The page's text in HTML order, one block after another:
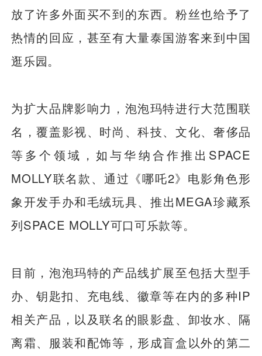
放了许多外面买不到的东西。粉丝也给予了
热情的回应，甚至有大量泰国游客来到中国
逛乐园。
为扩大品牌影响力，泡泡玛特进行大范围联
名，覆盖影视、时尚、科技、文化、奢侈品
等多个领域，如与华纳合作推出SPACE
MOLLY联名款、通过《哪吒2》电影角色形
象开发手办和毛绒玩具、推出MEGA珍藏系
列SPACE MOLLY可口可乐款等。
目前，泡泡玛特的产品线扩展至包括大型手
办、钥匙扣、充电线、徽章等在内的多种IP
相关产品，以及联名的眼影盘、卸妆水、隔
离霜、服装和配饰等，形成盲盒以外的第二